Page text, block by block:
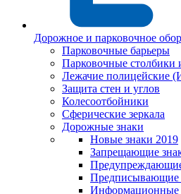
Дорожное и парковочное
Парковочные барьеры
Парковочные столбики
Лежачие полицейские
Защита стен и углов
Колесоотбойники
Сферические зеркала
Дорожные знаки
Новые знаки 2019
Запрещающие
Предписывающие
Информационные